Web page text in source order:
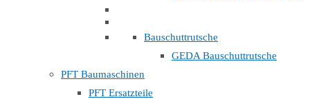
Bauschuttrutsche
GEDA Bauschuttrutsche
PFT Baumaschinen
PFT Ersatzteile